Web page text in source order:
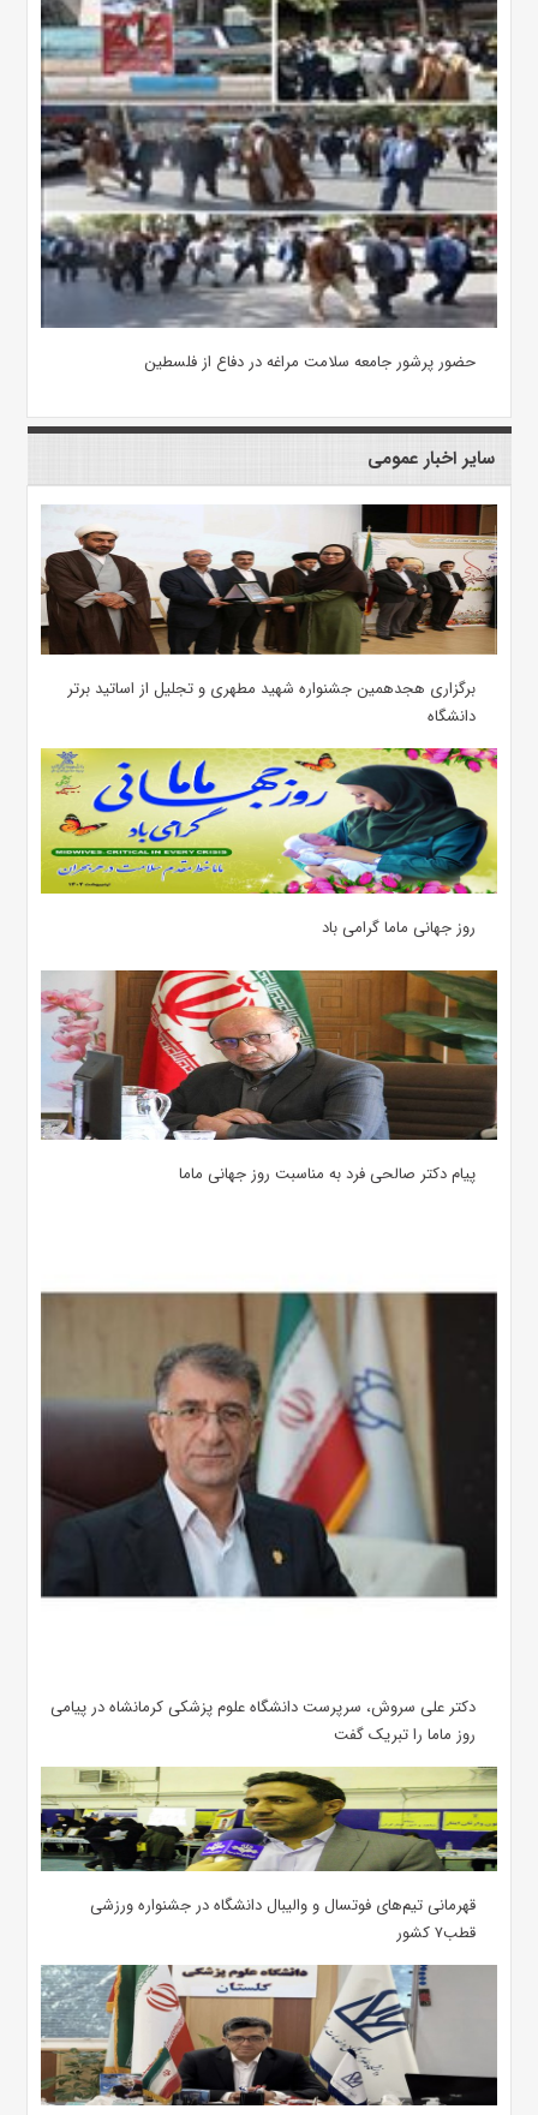
حضور پرشور جامعه سلامت مراغه در دفاع از فلسطین
سایر اخبار عمومی
برگزاری هجدهمین جشنواره شهید مطهری و تجلیل از اساتید برتر
دانشگاه
روز جهانی ماما گرامی باد
پیام دکتر صالحی فرد به مناسبت روز جهانی ماما
دکتر علی سروش، سرپرست دانشگاه علوم پزشکی کرمانشاه در پیامی
روز ماما را تبریک گفت
قهرمانی تیم‌های فوتسال و والیبال دانشگاه در جشنواره ورزشی
قطب۷ کشور